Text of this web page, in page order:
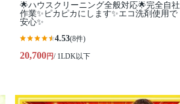
🌟ハウスクリーニング全般対応🌟完全自社
作業✨️ピカピカにします✨️エコ洗剤使用で
安心✨
4.53(8件)
20,700円/ 1LDK以下